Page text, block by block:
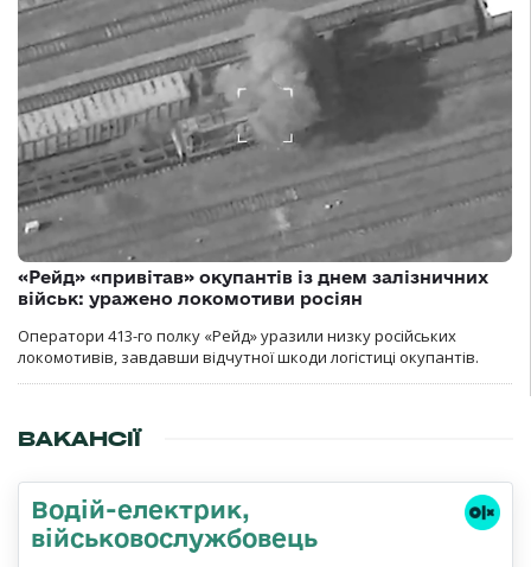
«Рейд» «привітав» окупантів із днем залізничних
військ: уражено локомотиви росіян
Оператори 413-го полку «Рейд» уразили низку російських
локомотивів, завдавши відчутної шкоди логістиці окупантів.
ВАКАНСІЇ
Водій-електрик,
військовослужбовець